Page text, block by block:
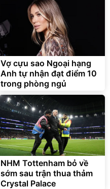
Vợ cựu sao Ngoại hạng
Anh tự nhận đạt điểm 10
trong phòng ngủ
NHM Tottenham bỏ về
sớm sau trận thua thảm
Crystal Palace